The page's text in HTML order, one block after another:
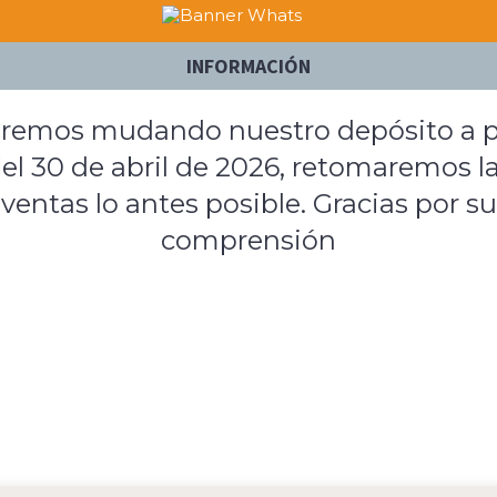
INFORMACIÓN
mudando nuestro depósito a
30 de abril de 2026, retomaremos
ventas lo antes posible. Gracias por su
comprensión